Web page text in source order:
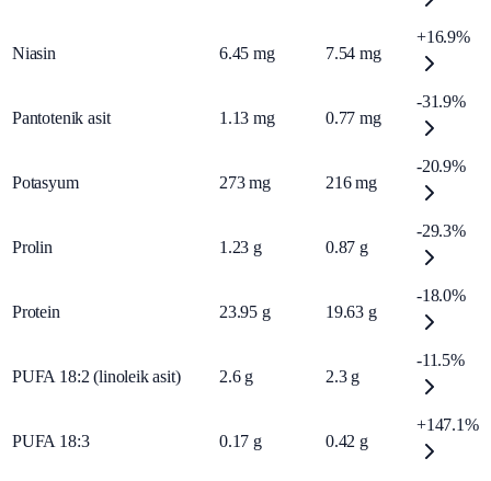
Niasin 6.45 mg 7.54 mg
+16.9%
Pantotenik asit 1.13 mg 0.77 mg
-31.9%
Potasyum 273 mg 216 mg
-20.9%
Prolin 1.23 g 0.87 g
-29.3%
Protein 23.95 g 19.63 g
-18.0%
PUFA 18:2 (linoleik asit) 2.6 g 2.3 g
-11.5%
PUFA 18:3 0.17 g 0.42 g
+147.1%